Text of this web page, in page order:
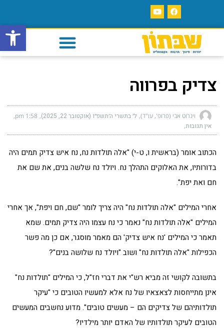
פתח
צדיק בפרווה
וינרוט אבי (פרופ', עו"ד) ל׳ בתשרי ה׳תשפ״ו (אוקטובר 22, 2025) 1:58 pm
אין תגובות
הכתוב אומר (בראשית ו, ט-י) "אלה תולדות נח, נח איש צדיק תמים היה
בדורותיו, את האלוקים התהלך נח. ויולד נח שלשה בנים, את שם את
חם ואת יפת".
אחרי המילים "אלה תולדות נח" היה צריך לומר "שם, חם ויפת", אך אחרי
המילים "אלה תולדות נח" נאמר כי נח עצמו היה צדיק תמים. שמא
תאמר כי המילים 'נח איש צדיק' הם מאמר מוסגר, אם כן מה פשר
הכפילות "אלה תולדות נח" ושוב "ויולד נח שלושה בנים"?
בתשובה לקושי זה מביא רש"י את דברי חז"ל, כי המילים "תולדות נח"
אינן מתייחסות לצאצאיו של נח אלא למעשיו הטובים כי "עיקר
תולדותיהם של צדיקים הם – מעשים טובים". מדוע נחשבים המעשים
הטובים לעיקר תולדותיו של האדם יותר מילדיו?